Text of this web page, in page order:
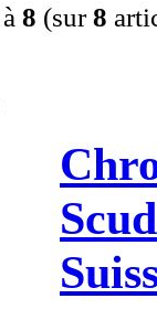
à 8 (sur8